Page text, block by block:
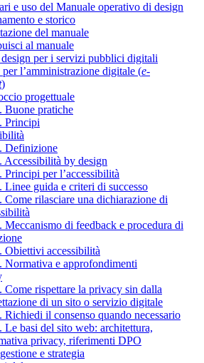
e uso del Manuale operativo di design
e storico
del manuale
al manuale
per i servizi pubblici digitali
l’amministrazione digitale (e-
)
progettuale
Buone pratiche
Principi
Definizione
Accessibilità by design
Principi per l’accessibilità
Linee guida e criteri di successo
Come rilasciare una dichiarazione di
Meccanismo di feedback e procedura di
Obiettivi accessibilità
Normativa e approfondimenti
Come rispettare la privacy sin dalla
di un sito o servizio digitale
Richiedi il consenso quando necessario
Le basi del sito web: architettura,
privacy, riferimenti DPO
e strategia